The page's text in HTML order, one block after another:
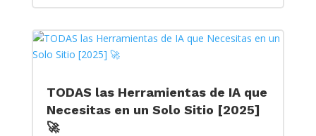
TODAS las Herramientas de IA que
Necesitas en un Solo Sitio [2025]
🚀